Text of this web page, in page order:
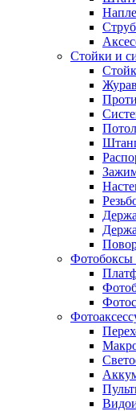
Стойки и
Фотобоксы